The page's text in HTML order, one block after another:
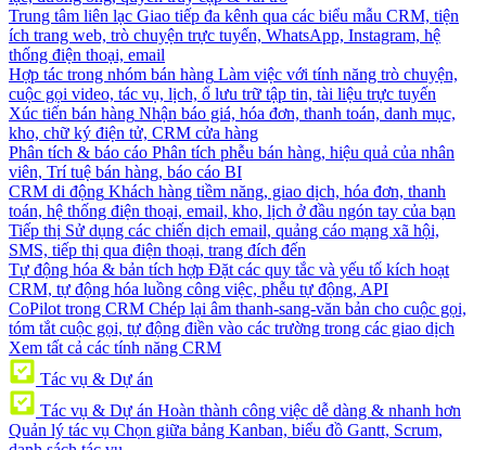
Trung tâm liên lạc Giao tiếp đa kênh qua các biểu mẫu CRM, tiện
ích trang web, trò chuyện trực tuyến, WhatsApp, Instagram, hệ
thống điện thoại, email
Hợp tác trong nhóm bán hàng Làm việc với tính năng trò chuyện,
cuộc gọi video, tác vụ, lịch, ổ lưu trữ tập tin, tài liệu trực tuyến
Xúc tiến bán hàng Nhận báo giá, hóa đơn, thanh toán, danh mục,
kho, chữ ký điện tử, CRM cửa hàng
Phân tích & báo cáo Phân tích phễu bán hàng, hiệu quả của nhân
viên, Trí tuệ bán hàng, báo cáo BI
CRM di động Khách hàng tiềm năng, giao dịch, hóa đơn, thanh
toán, hệ thống điện thoại, email, kho, lịch ở đầu ngón tay của bạn
Tiếp thị Sử dụng các chiến dịch email, quảng cáo mạng xã hội,
SMS, tiếp thị qua điện thoại, trang đích đến
Tự động hóa & bản tích hợp Đặt các quy tắc và yếu tố kích hoạt
CRM, tự động hóa luồng công việc, phễu tự động, API
CoPilot trong CRM Chép lại âm thanh-sang-văn bản cho cuộc gọi,
tóm tắt cuộc gọi, tự động điền vào các trường trong các giao dịch
Xem tất cả các tính năng CRM
Tác vụ & Dự án
Tác vụ & Dự án Hoàn thành công việc dễ dàng & nhanh hơn
Quản lý tác vụ Chọn giữa bảng Kanban, biểu đồ Gantt, Scrum,